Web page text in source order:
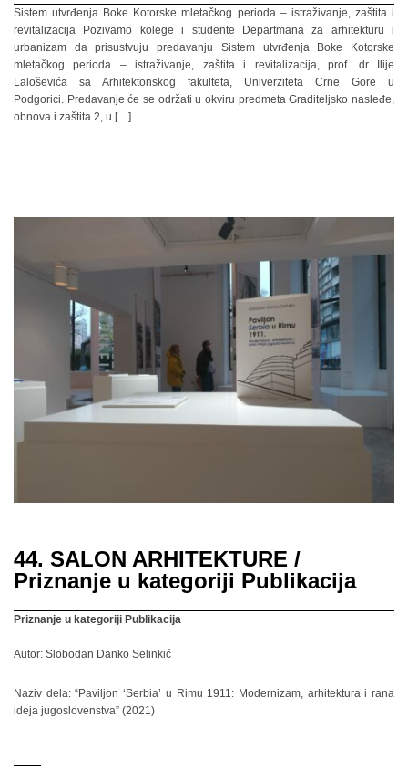
Sistem utvrđenja Boke Kotorske mletačkog perioda – istraživanje, zaštita i
revitalizacija Pozivamo kolege i studente Departmana za arhitekturu i
urbanizam da prisustvuju predavanju Sistem utvrđenja Boke Kotorske
mletačkog perioda – istraživanje, zaštita i revitalizacija, prof. dr Ilije
Laloševića sa Arhitektonskog fakulteta, Univerziteta Crne Gore u
Podgorici. Predavanje će se održati u okviru predmeta Graditeljsko nasleđe,
obnova i zaštita 2, u […]
44. SALON ARHITEKTURE /
Priznanje u kategoriji Publikacija
Priznanje u kategoriji Publikacija
Autor: Slobodan Danko Selinkić
Naziv dela: “Paviljon ‘Serbia’ u Rimu 1911: Modernizam, arhitektura i rana
ideja jugoslovenstva” (2021)